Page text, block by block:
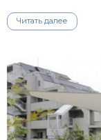
Читать далее